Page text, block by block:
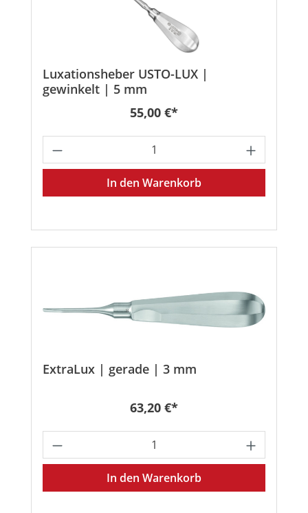
Luxationsheber USTO-LUX |
gewinkelt | 5 mm
Regulärer Preis:
55,00 €*
Produkt Anzahl: Gib den
In den Warenkorb
ExtraLux | gerade | 3 mm
Regulärer Preis:
63,20 €*
Produkt Anzahl: Gib den
In den Warenkorb